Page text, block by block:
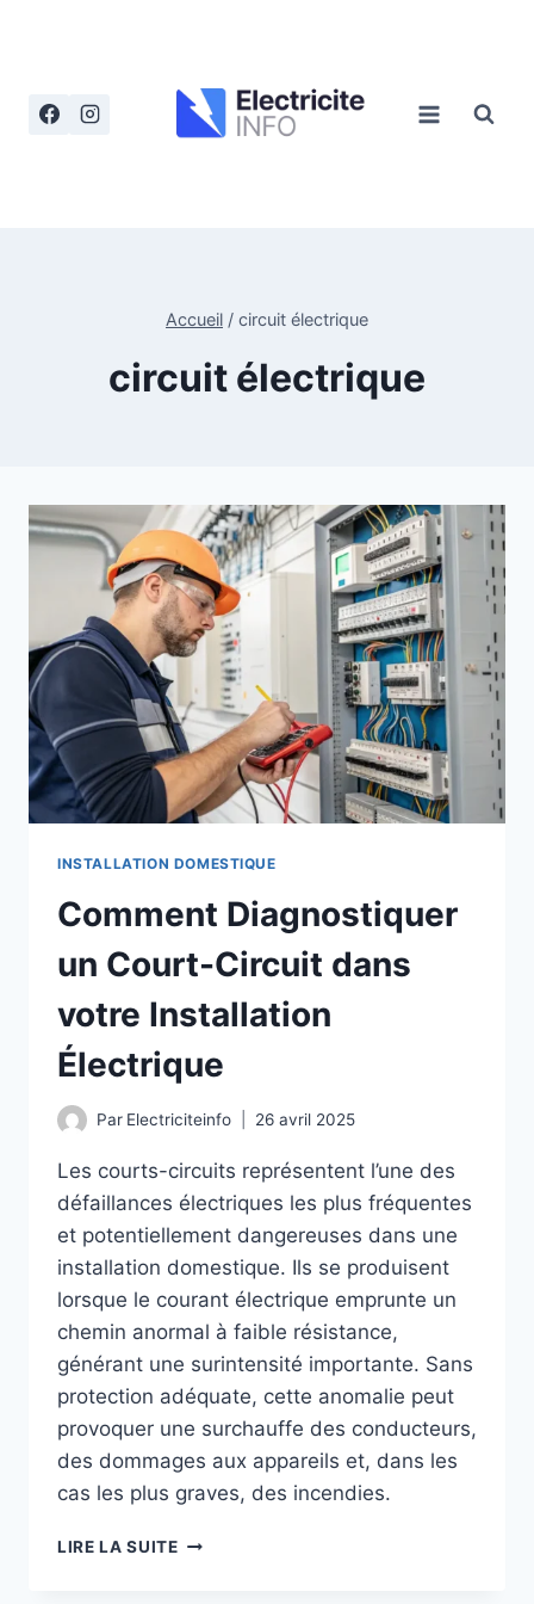
Accueil / circuit électrique
circuit électrique
INSTALLATION DOMESTIQUE
Comment Diagnostiquer
un Court-Circuit dans
votre Installation
Électrique
Par Electriciteinfo 26 avril 2025
Les courts-circuits représentent l’une des
défaillances électriques les plus fréquentes
et potentiellement dangereuses dans une
installation domestique. Ils se produisent
lorsque le courant électrique emprunte un
chemin anormal à faible résistance,
générant une surintensité importante. Sans
protection adéquate, cette anomalie peut
provoquer une surchauffe des conducteurs,
des dommages aux appareils et, dans les
cas les plus graves, des incendies.
LIRE LA SUITECOMMENT